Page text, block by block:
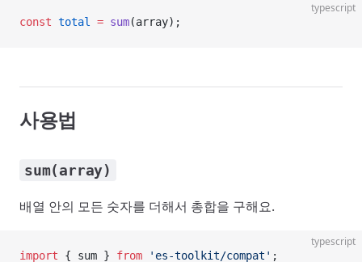
typescript
const total = sum(array);
사용법
sum(array)
배열 안의 모든 숫자를 더해서 총합을 구해요.
typescript
import { sum } from 'es-toolkit/compat' ;